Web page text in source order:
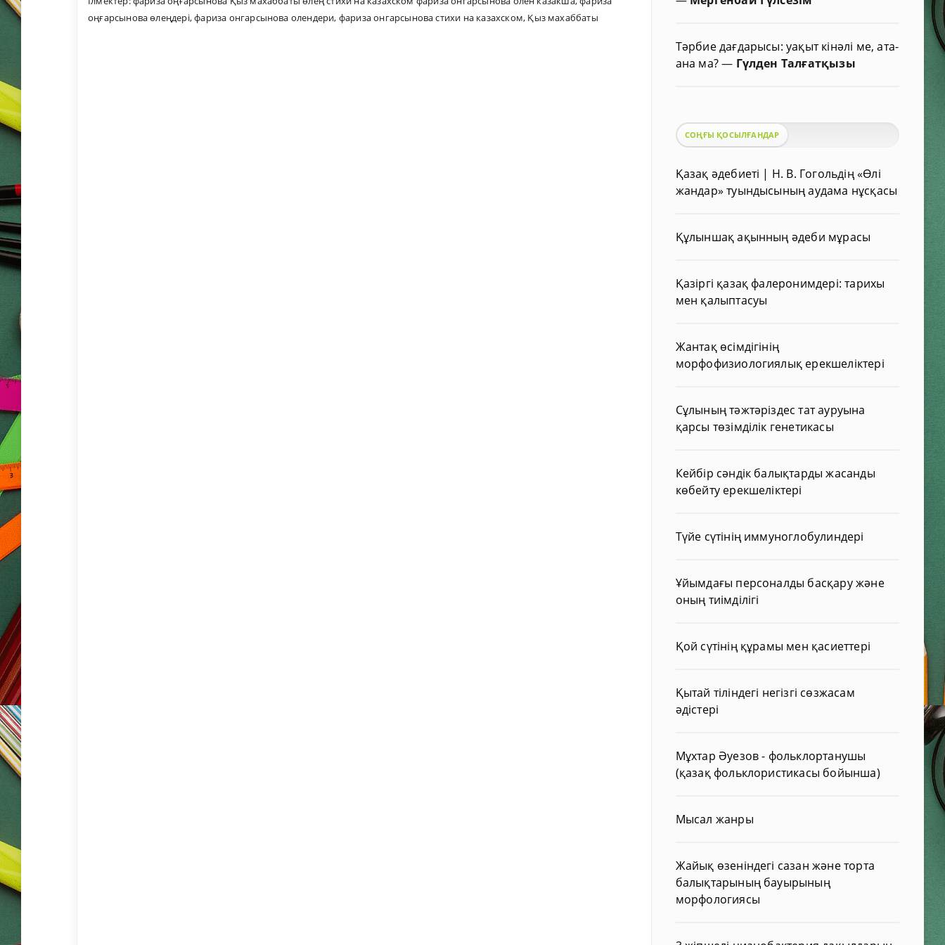
оңғарсынова өлеңдері,фариза онгарсынова олендери, фариза онгарсынова стихи на казахском, Қыз махаббаты
Тәрбие дағдарысы: уақыт кінәлі ме, ата-
ана ма?— Гүлден Талғатқызы
СОҢҒЫ ҚОСЫЛҒАНДАР
Қазақ әдебиеті | Н. В. Гогольдің «Өлі
жандар» туындысының аудама нұсқасы
Құлыншақ ақынның әдеби мұрасы
Қазіргі қазақ фалеронимдері: тарихы
мен қалыптасуы
Жантақ өсімдігінің
морфофизиологиялық ерекшеліктері
Сұлының тәжтәріздес тат ауруына
қарсы төзімділік генетикасы
Кейбір сәндік балықтарды жасанды
көбейту ерекшеліктері
Түйе сүтінің иммуноглобулиндері
Ұйымдағы персоналды басқару және
оның тиімділігі
Қой сүтінің құрамы мен қасиеттері
Қытай тіліндегі негізгі сөзжасам
әдістері
Мұхтар Әуезов - фольклортанушы
(қазақ фольклористикасы бойынша)
Мысал жанры
Жайық өзеніндегі сазан және торта
балықтарының бауырының
морфологиясы